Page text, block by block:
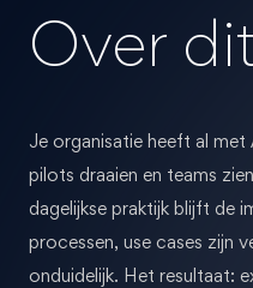
Over
Je organisatie heeft al
pilots draaien en teams
dagelijkse praktijk blijft de
processen, use cases zijn
onduidelijk. Het resultaat: